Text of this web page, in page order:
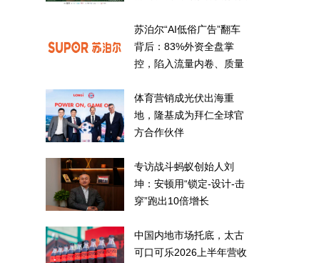
苏泊尔“AI低俗广告”翻车
背后：83%外资全盘掌
控，陷入流量内卷、质量
体育营销成光伏出海重
地，隆基成为拜仁全球官
方合作伙伴
专访战斗蚂蚁创始人刘
坤：安顿用“锁定-设计-击
穿”跑出10倍增长
中国内地市场托底，太古
可口可乐2026上半年营收